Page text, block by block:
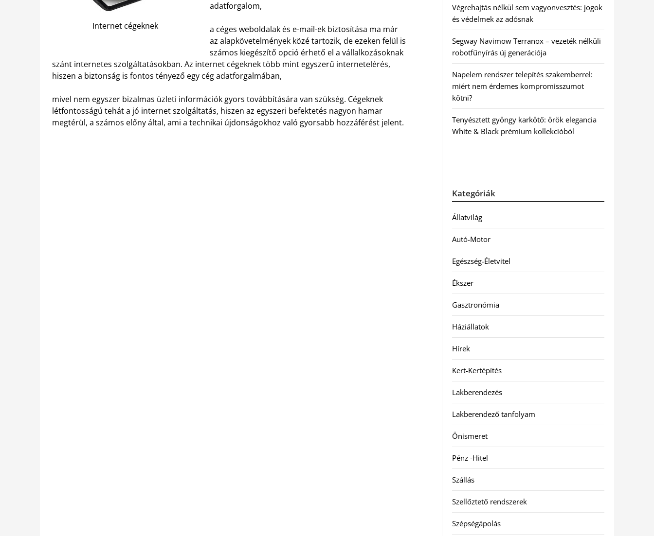
Internet cégeknek
adatforgalom,
a céges weboldalak és e-mail-ek biztosítása ma már
az alapkövetelmények közé tartozik, de ezeken felül is
számos kiegészítő opció érhető el a vállalkozásoknak
szánt internetes szolgáltatásokban. Az internet cégeknek több mint egyszerű internetelérés,
hiszen a biztonság is fontos tényező egy cég adatforgalmában,
mivel nem egyszer bizalmas üzleti információk gyors továbbítására van szükség. Cégeknek
létfontosságú tehát a jó internet szolgáltatás, hiszen az egyszeri befektetés nagyon hamar
megtérül, a számos előny által, ami a technikai újdonságokhoz való gyorsabb hozzáférést jelent.
Végrehajtás nélkül sem vagyonvesztés: jogok
és védelmek az adósnak
Segway Navimow Terranox – vezeték nélküli
robotfűnyírás új generációja
Napelem rendszer telepítés szakemberrel:
miért nem érdemes kompromisszumot
kötni?
Tenyésztett gyöngy karkötő: örök elegancia
White & Black prémium kollekcióból
Kategóriák
Állatvilág
Autó-Motor
Egészség-Életvitel
Ékszer
Gasztronómia
Háziállatok
Hírek
Kert-Kertépítés
Lakberendezés
Lakberendező tanfolyam
Önismeret
Pénz -Hitel
Szállás
Szellőztető rendszerek
Szépségápolás